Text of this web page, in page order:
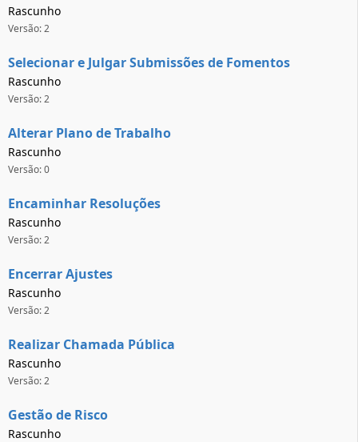
Rascunho
Versão: 2
Selecionar e Julgar Submissões de Fomentos
Rascunho
Versão: 2
Alterar Plano de Trabalho
Rascunho
Versão: 0
Encaminhar Resoluções
Rascunho
Versão: 2
Encerrar Ajustes
Rascunho
Versão: 2
Realizar Chamada Pública
Rascunho
Versão: 2
Gestão de Risco
Rascunho